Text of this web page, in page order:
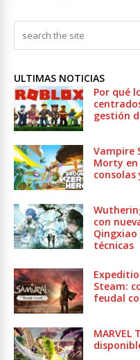
ULTIMAS NOTICIAS
Por qué
gestión
Vampire
Morty en
consolas
con
técnicas
Steam:
feudal